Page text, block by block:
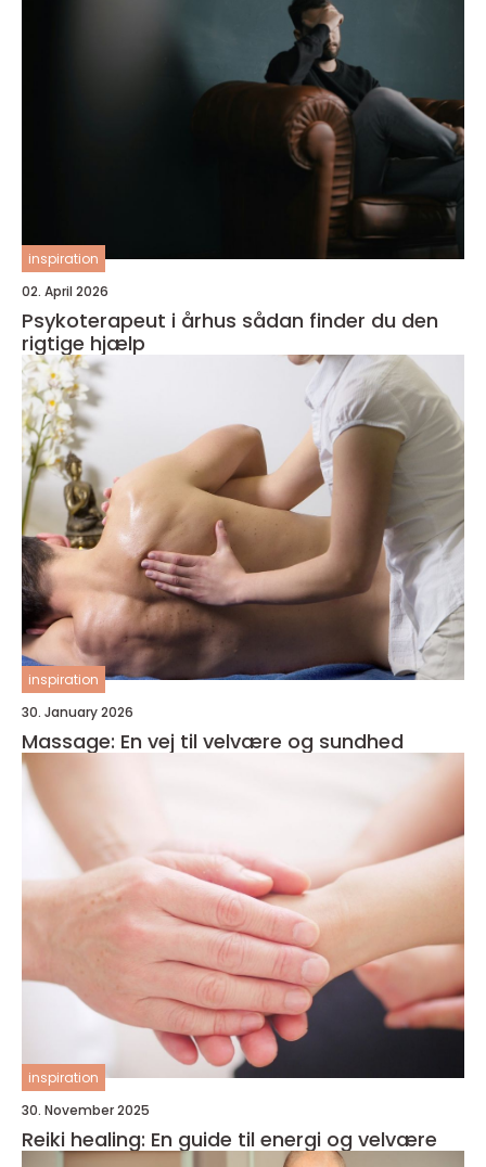
inspiration
02. April 2026
Psykoterapeut i århus sådan finder du den
rigtige hjælp
inspiration
30. January 2026
Massage: En vej til velvære og sundhed
inspiration
30. November 2025
Reiki healing: En guide til energi og velvære